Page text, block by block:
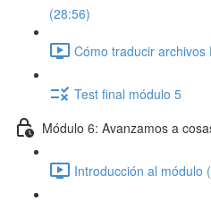
(28:56)
Cómo traducir archivos
Test final módulo 5
Módulo 6: Avanzamos a
Introducción al módulo